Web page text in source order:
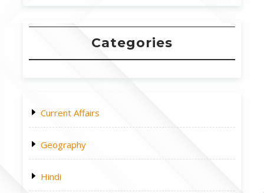
Categories
Current Affairs
Geography
Hindi